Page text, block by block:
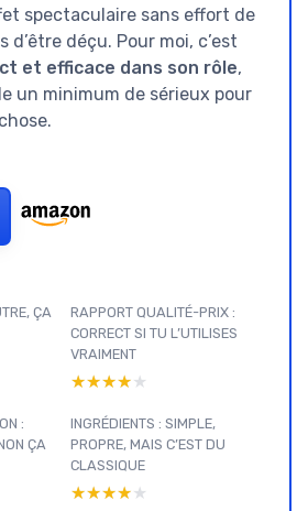
spectaculaire sans effort de
déçu. Pour moi, c’est
et efficace dans son rôle,
un minimum de sérieux pour
ÇA
RAPPORT QUALITÉ-PRIX :
CORRECT SI TU L’UTILISES
VRAIMENT
★★★★★
★★★★★
:
ÇA
INGRÉDIENTS : SIMPLE,
PROPRE, MAIS C’EST DU
CLASSIQUE
★★★★★
★★★★★